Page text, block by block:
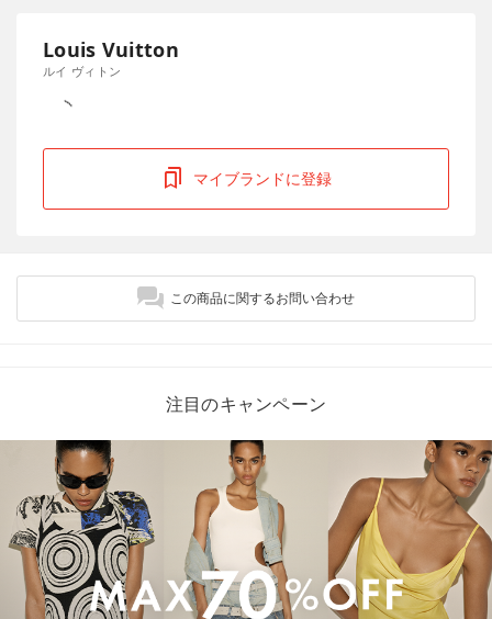
Louis Vuitton
ルイ ヴィトン
マイブランドに登録
この商品に関するお問い合わせ
注目のキャンペーン